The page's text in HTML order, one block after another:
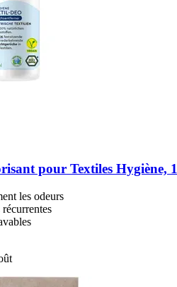
pour Textiles Hygiène,
les odeurs